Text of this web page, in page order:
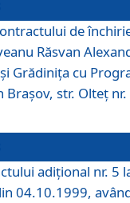
de
Răsvan
Grădinița cu
str. Olteț nr.
adițional nr. 5
04.10.1999,